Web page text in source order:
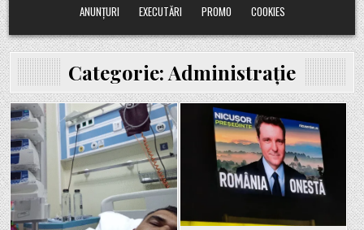
ANUNȚURI
EXECUTĂRI PROMO COOKIES
Categorie:Administrație
Posted
in
Posted